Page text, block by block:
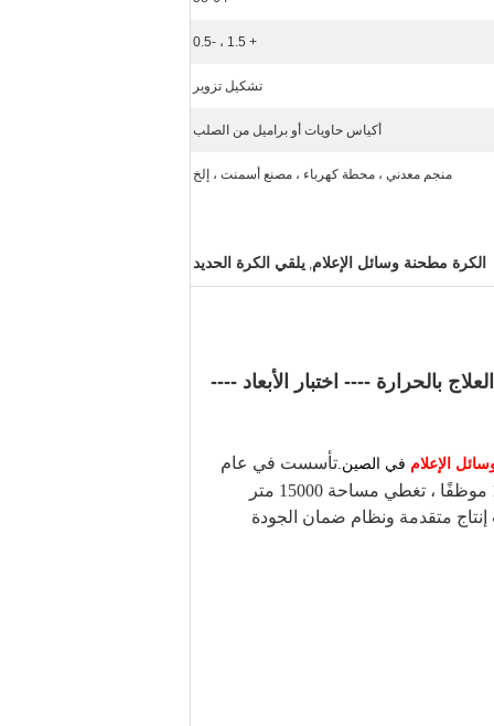
+ 1.5 ، -0.5
تشكيل تزوير
أكياس حاويات أو براميل من الصلب
منجم معدني ، محطة كهرباء ، مصنع أسمنت ، إلخ
الكرة مطحنة وسائل الإعلام, يلقي الكرة الحديد
العلاج بالحرارة ---- اختبار الأبعاد ----
الإعلام في الصين.تأسست في عام
1988 ، وتقع في مدينة Zhangqiu ، مقاطعة Shandong ، الصين.الطاقة الإنتاجية السنوية 50،000 طن متري.يوجد 120 موظفًا ، تغطي مساحة 15000 متر
ومعدات إنتاج متقدمة ونظام ضمان الجودة